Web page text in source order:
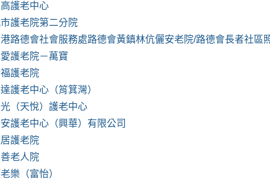
護老中心
護老院第二分院
路德會社會服務處路德會黃鎮林伉儷安老院/路德會長者社區
護老院－萬寶
護老院
護老中心（筲箕灣）
（天悅）護老中心
護老中心（興華）有限公司
護老院
老人院
樂（富怡）